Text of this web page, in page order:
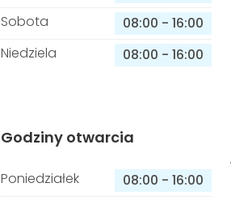
Sobota
08:00 - 16:00
Niedziela
08:00 - 16:00
Godziny otwarcia
Poniedziałek 08:00 - 16:00